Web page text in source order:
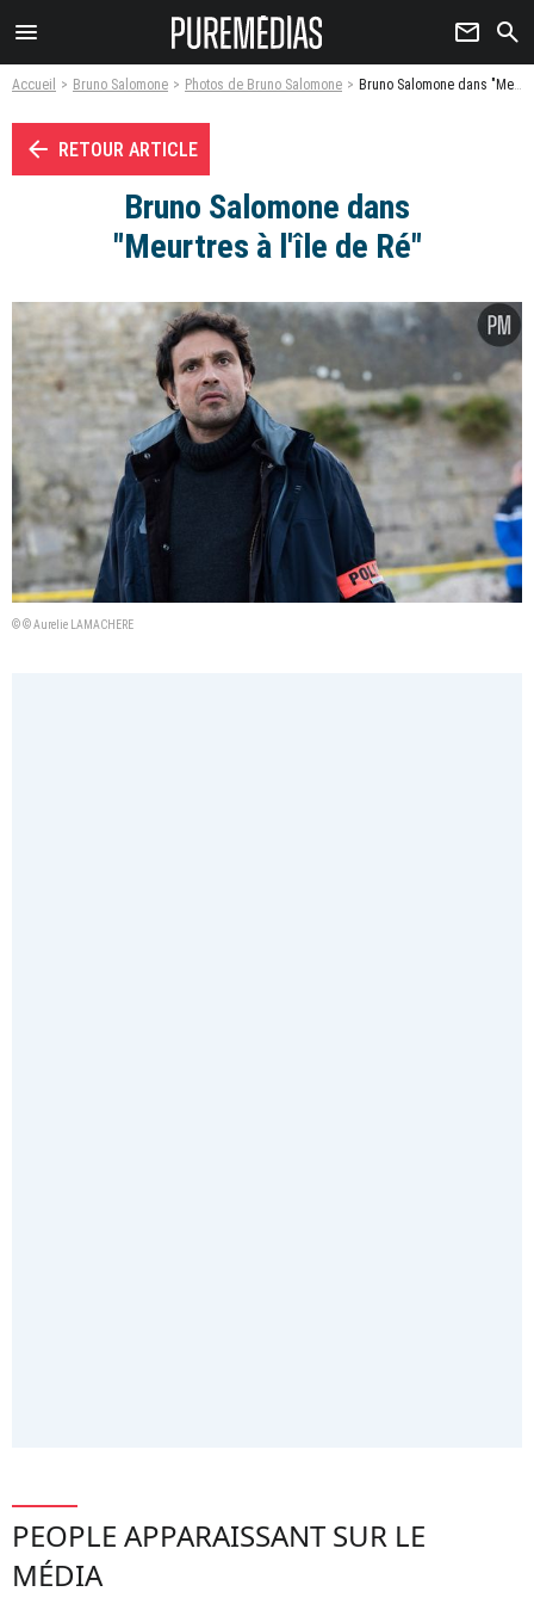
menu newsletter search
Accueil Bruno Salomone Photos de Bruno Salomone Bruno Salomone dans "Meurtres à l'île de Ré" - Photo
arrow_left RETOUR ARTICLE
Bruno Salomone dans
"Meurtres à l'île de Ré"
© © Aurelie LAMACHERE
PEOPLE APPARAISSANT SUR LE
MÉDIA